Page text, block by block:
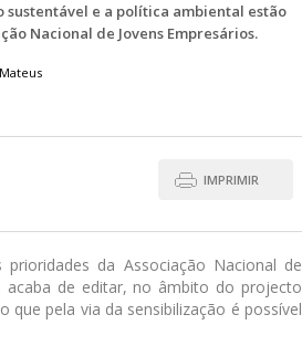
sustentável e a política ambiental estão
Nacional de Jovens Empresários.
IMPRIMIR
da Associação Nacional de
acaba de editar, no âmbito do projecto
pela via da sensibilização é possível